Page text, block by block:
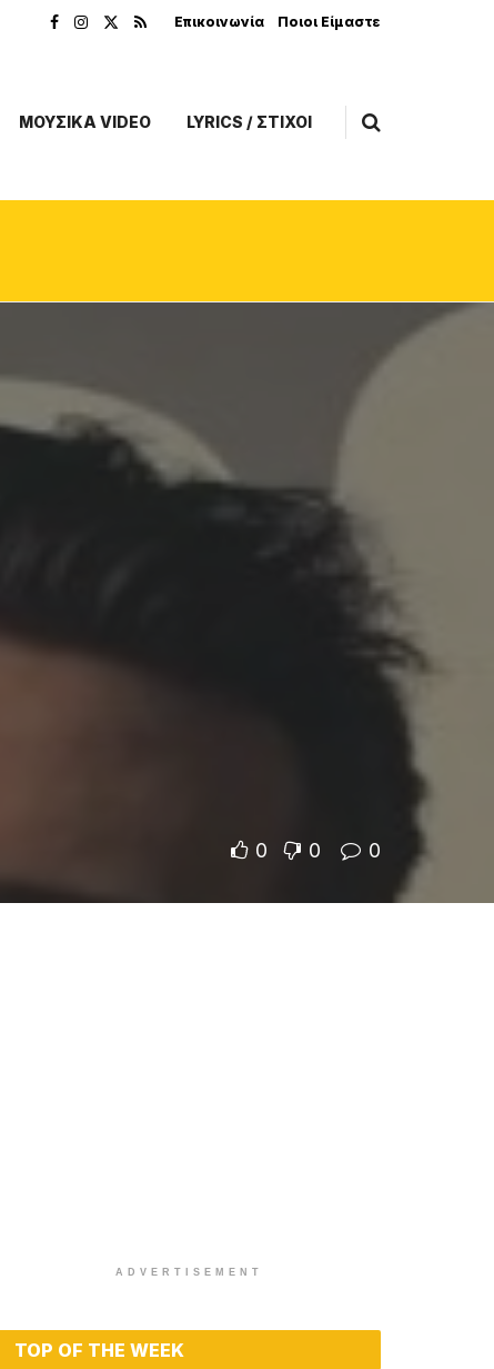
Επικοινωνία Ποιοι Είμαστε
ΜΟΥΣΙΚΑ VIDEO LYRICS / ΣΤΙΧΟΙ
0 0 0
ADVERTISEMENT
TOP OF THE WEEK